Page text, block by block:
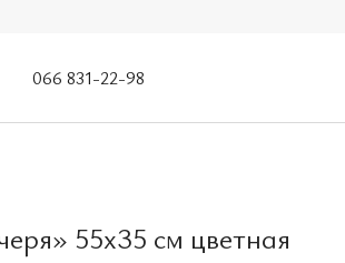
066 831-22-98
55x35 см цветная